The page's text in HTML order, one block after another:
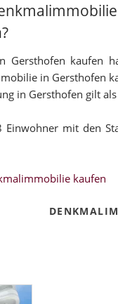
Gersthofen kaufen
in Gersthofen
in Gersthofen gilt
Einwohner mit den
kaufen